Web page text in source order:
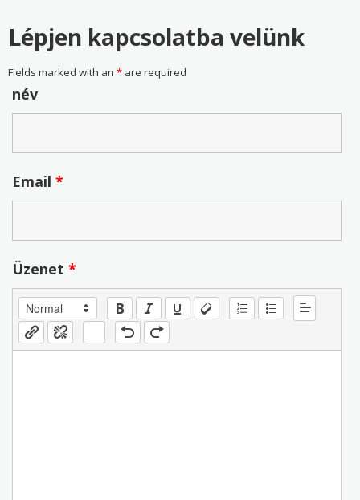
Lépjen kapcsolatba velünk
Fields marked with an *are required
név
Email *
Üzenet *